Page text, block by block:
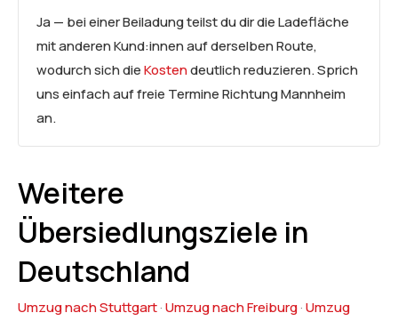
Ja — bei einer Beiladung teilst du dir die Ladefläche
mit anderen Kund:innen auf derselben Route,
wodurch sich dieKostendeutlich reduzieren. Sprich
uns einfach auf freie Termine Richtung Mannheim
an.
Weitere
Übersiedlungsziele in
Deutschland
Umzug nach Stuttgart·Umzug nach Freiburg·Umzug